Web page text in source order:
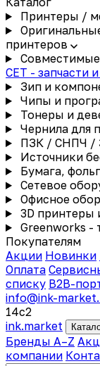
Принтеры /
принтеров
CET - запчасти
Зип и
Чипы и
Тонеры и
Чернила для
ПЗК / СНПЧ /
Источники
Бумага,
Сетевое
Офисное
3D принтеры
Greenworks -
Покупателям
Акции Новинки
Оплата
списку B2B-
info@ink-
14с2
ink.market
Бренды A–Z
компании